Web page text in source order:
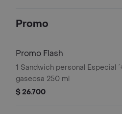
Promo
Promo Flash
1 Sandwich personal Especial
gaseosa 250 ml
$ 26.700